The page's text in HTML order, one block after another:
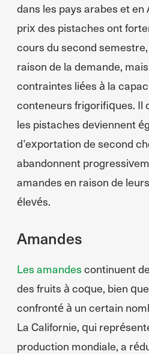
dans les pays arabes et en
prix des pistaches ont
cours du second
raison de la demande,
contraintes liées à la
conteneurs frigorifiques. Il
les pistaches deviennent
d’exportation de second
abandonnent
amandes en raison de
élevés.
Amandes
Les amandes continuent
des fruits à coque, bien
confronté à un certain
La Californie, qui
production mondiale, a